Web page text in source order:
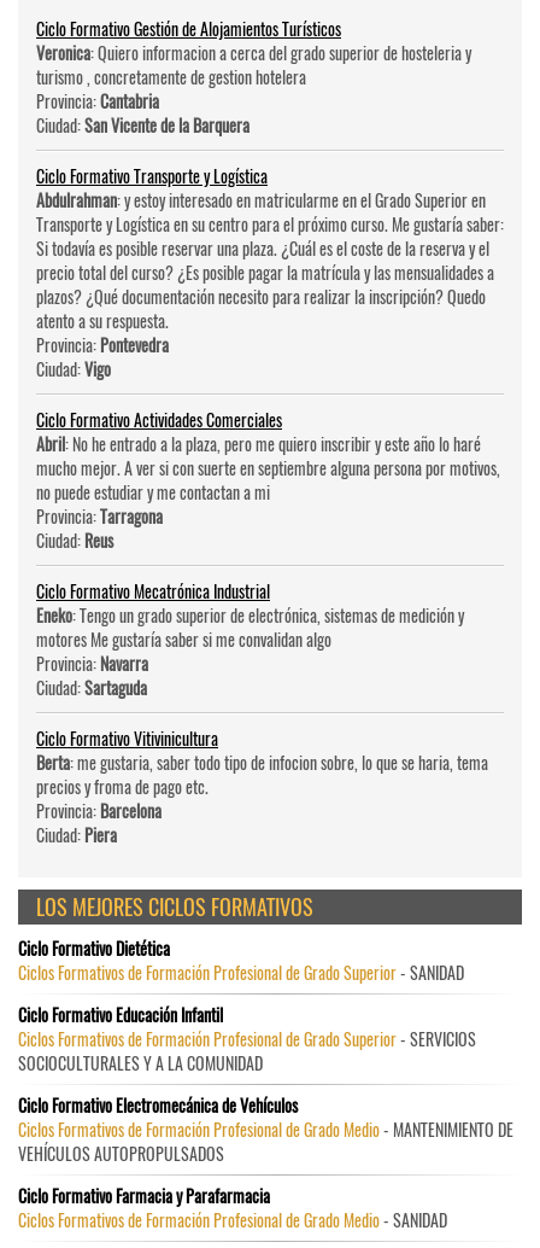
Ciclo Formativo Gestión de Alojamientos Turísticos
Veronica: Quiero informacion a cerca del grado superior de hosteleri­a y
turismo , concretamente de gestion hotelera
Provincia:Cantabria
Ciudad:San Vicente de la Barquera
Ciclo Formativo Transporte y Logística
Abdulrahman: y estoy interesado en matricularme en el Grado Superior en
Transporte y Logística en su centro para el próximo curso. Me gustaría saber:
Si todavía es posible reservar una plaza. ¿Cuál es el coste de la reserva y el
precio total del curso? ¿Es posible pagar la matrícula y las mensualidades a
plazos? ¿Qué documentación necesito para realizar la inscripción? Quedo
atento a su respuesta.
Provincia:Pontevedra
Ciudad:Vigo
Ciclo Formativo Actividades Comerciales
Abril: No he entrado a la plaza, pero me quiero inscribir y este año lo haré
mucho mejor. A ver si con suerte en septiembre alguna persona por motivos,
no puede estudiar y me contactan a mi
Provincia:Tarragona
Ciudad:Reus
Ciclo Formativo Mecatrónica Industrial
Eneko: Tengo un grado superior de electrónica, sistemas de medición y
motores Me gustaría saber si me convalidan algo
Provincia:Navarra
Ciudad:Sartaguda
Ciclo Formativo Vitivinicultura
Berta: me gustaria, saber todo tipo de infocion sobre, lo que se haria, tema
precios y froma de pago etc.
Provincia:Barcelona
Ciudad:Piera
LOS MEJORES CICLOS FORMATIVOS
Ciclo Formativo Dietética
Ciclos Formativos de Formación Profesional de Grado Superior- SANIDAD
Ciclo Formativo Educación Infantil
Ciclos Formativos de Formación Profesional de Grado Superior- SERVICIOS
SOCIOCULTURALES Y A LA COMUNIDAD
Ciclo Formativo Electromecánica de Vehículos
Ciclos Formativos de Formación Profesional de Grado Medio- MANTENIMIENTO DE
VEHÍCULOS AUTOPROPULSADOS
Ciclo Formativo Farmacia y Parafarmacia
Ciclos Formativos de Formación Profesional de Grado Medio- SANIDAD